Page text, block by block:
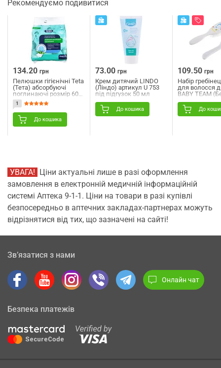
Рекомендуємо подивитися
134.20 грн
Пелюшки гігієнічні Teta
(Тета) абсорбуючі
поглинаючі розмір 60
см x 40 см упаковка 10
шт
1
До кошика
73.00 грн
Крем дитячий LINDO
(Ліндо) артикул U 753
під підгузок 50 мл
До кошика
109.50 грн
Набір
для волосся
BABY TEAM
народження
До
УВАГА!
Ціни актуальні лише в разі оформлення
замовлення в електронній медичній інформаційній
системі Аптека 9-1-1. Ціни на товари в разі купівлі
безпосередньо в аптечних закладах-партнерах можуть
відрізнятися від тих, що зазначені на сайті!
Зв’язатися з нами
Онлайн чат
Безпека платежів